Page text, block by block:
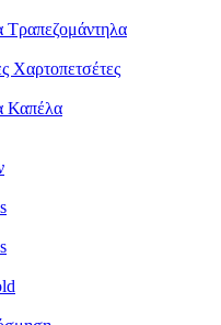
Τραπεζομάντηλα
Χαρτοπετσέτες
Καπέλα